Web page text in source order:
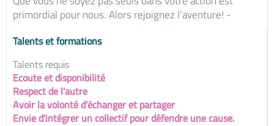
primordial pour nous. Alors rejoignez l’aventure! -
Talents et formations
Talents requis
Ecoute et disponibilité
Respect de l'autre
Avoir la volonté d'échanger et partager
Envie d'intégrer un collectif pour défendre une cause.